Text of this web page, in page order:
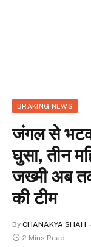
BRAKING NEWS
जंगल से
घुसा, तीन
जख्मी अब
की टीम
By CHANAKYA SHAH
2 Mins Read